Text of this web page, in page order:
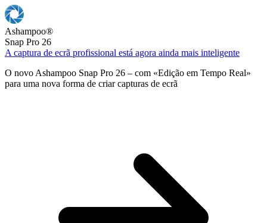
Ashampoo®
Snap Pro 26
A captura de ecrã profissional está agora ainda mais inteligente
O novo Ashampoo Snap Pro 26 – com «Edição em Tempo Real»
para uma nova forma de criar capturas de ecrã